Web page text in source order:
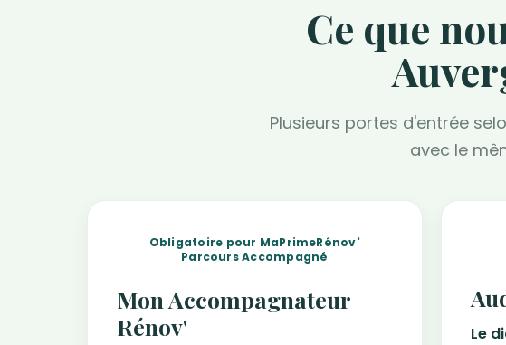
Ce que
Plusieurs portes d'entrée
avec le
Obligatoire pour MaPrimeRénov'
Parcours Accompagné
Mon Accompagnateur
Rénov'
Le